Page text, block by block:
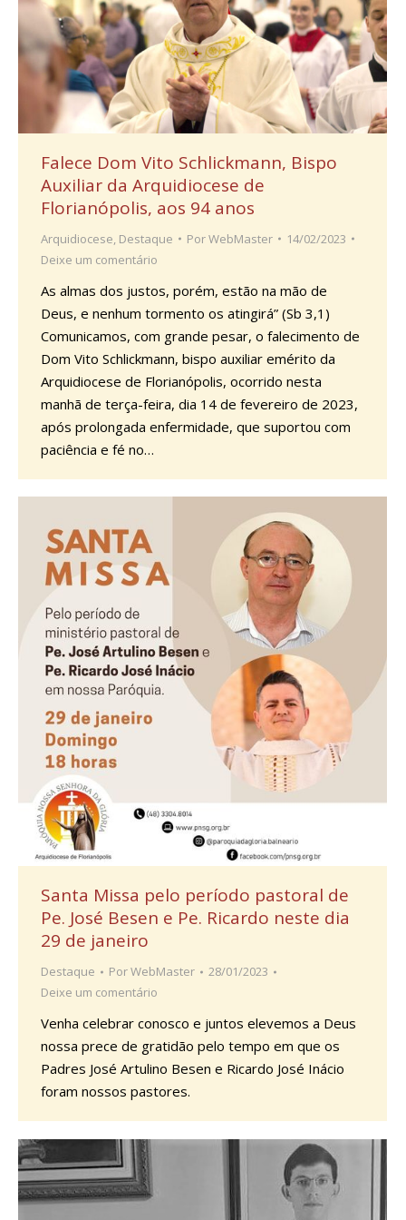
Falece Dom Vito Schlickmann, Bispo
Auxiliar da Arquidiocese de
Florianópolis, aos 94 anos
Arquidiocese Destaque PorWebMaster
14/02/2023
Deixe um comentário
As almas dos justos, porém, estão na mão de
Deus, e nenhum tormento os atingirá” (Sb 3,1)
Comunicamos, com grande pesar, o falecimento de
Dom Vito Schlickmann, bispo auxiliar emérito da
Arquidiocese de Florianópolis, ocorrido nesta
manhã de terça-feira, dia 14 de fevereiro de 2023,
após prolongada enfermidade, que suportou com
paciência e fé no…
Santa Missa pelo período pastoral de
Pe. José Besen e Pe. Ricardo neste dia
29 de janeiro
Destaque PorWebMaster
28/01/2023
Deixe um comentário
Venha celebrar conosco e juntos elevemos a Deus
nossa prece de gratidão pelo tempo em que os
Padres José Artulino Besen e Ricardo José Inácio
foram nossos pastores.